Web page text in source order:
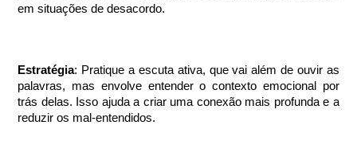
em situações de desacordo.
Estratégia: Pratique a escuta ativa, que vai além de ouvir as
palavras, mas envolve entender o contexto emocional por
trás delas. Isso ajuda a criar uma conexão mais profunda e a
reduzir os mal-entendidos.